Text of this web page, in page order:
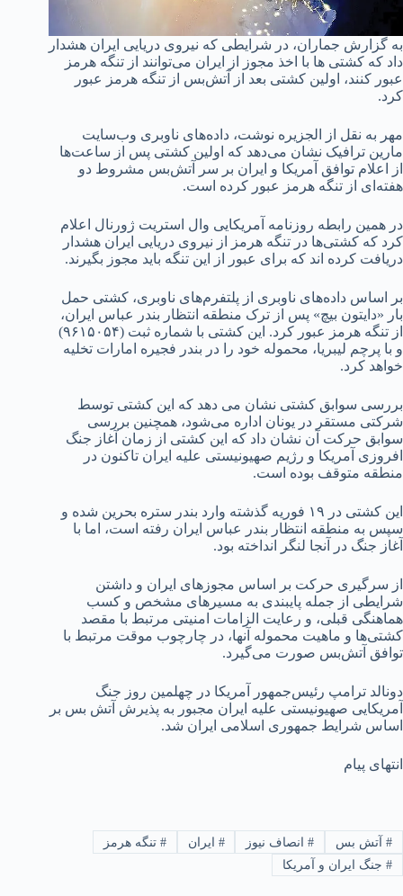
به گزارش جماران، در شرایطی که نیروی دریایی ایران هشدار
داد که کشتی ها با اخذ مجوز از ایران می‌توانند از تنگه هرمز
عبور کنند، اولین کشتی بعد از آتش‌بس از تنگه هرمز عبور
کرد.
مهر به نقل از الجزیره نوشت، داده‌های ناوبری وب‌سایت
مارین ترافیک نشان می‌دهد که اولین کشتی پس از ساعت‌ها
از اعلام توافق آمریکا و ایران بر سر آتش‌بس مشروط دو
هفته‌ای از تنگه هرمز عبور کرده است.
در همین رابطه روزنامه آمریکایی وال استریت ژورنال اعلام
کرد که کشتی‌ها در تنگه هرمز از نیروی دریایی ایران هشدار
دریافت کرده اند که برای عبور از این تنگه باید مجوز بگیرند.
بر اساس داده‌های ناوبری از پلتفرم‌های ناوبری، کشتی حمل
بار «دایتون بیچ» پس از ترک منطقه انتظار بندر عباس ایران،
از تنگه هرمز عبور کرد. این کشتی با شماره ثبت (۹۶۱۵۰۵۴)
و با پرچم لیبریا، محموله خود را در بندر فجیره امارات تخلیه
خواهد کرد.
بررسی سوابق کشتی نشان می دهد که این کشتی توسط
شرکتی مستقر در یونان اداره می‌شود، همچنین بررسی
سوابق حرکت آن نشان داد که این کشتی از زمان آغاز جنگ
افروزی آمریکا و رژیم صهیونیستی علیه ایران تاکنون در
منطقه متوقف بوده است.
این کشتی در ۱۹ فوریه گذشته وارد بندر ستره بحرین شده و
سپس به منطقه انتظار بندر عباس ایران رفته است، اما با
آغاز جنگ در آنجا لنگر انداخته بود.
از سرگیری حرکت بر اساس مجوزهای ایران و داشتن
شرایطی از جمله پایبندی به مسیرهای مشخص و کسب
هماهنگی قبلی، و رعایت الزامات امنیتی مرتبط با مقصد
کشتی‌ها و ماهیت محموله آنها، در چارچوب موقت مرتبط با
توافق آتش‌بس صورت می‌گیرد.
دونالد ترامپ رئیس‌جمهور آمریکا در چهلمین روز جنگ
آمریکایی صهیونیستی علیه ایران مجبور به پذیرش آتش بس بر
اساس شرایط جمهوری اسلامی ایران شد.
انتهای پیام
#آتش بس #انصاف نیوز # ایران # تنگه هرمز
#جنگ ایران و آمریکا